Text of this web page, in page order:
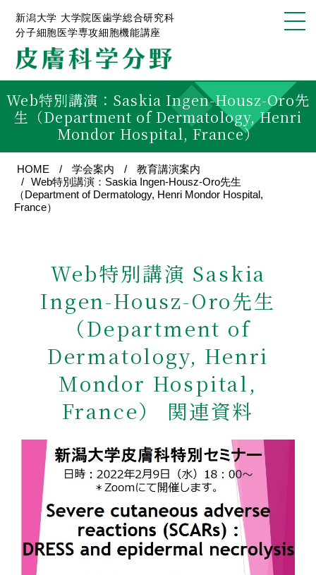
新潟大学 大学院医歯学総合研究科
分子細胞医学専攻細胞機能講座
Web特別講演：Saskia Ingen-Housz-Oro先
生（Department of Dermatology, Henri
Mondor Hospital, France）
HOME 学会案内
教育講演案内
Web特別講演：Saskia Ingen-Housz-Oro先生
（Department of Dermatology, Henri Mondor Hospital,
France）
Web特別講演 Saskia
Ingen-Housz-Oro先生
（Department of
Dermatology, Henri
Mondor Hospital,
France）
関連資料